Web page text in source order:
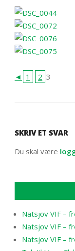
◄ 1 2 3
29
SKRIV ET SVAR
Du skal være
Natsjov VIF –
Natsjov VIF –
Natsjov VIF –